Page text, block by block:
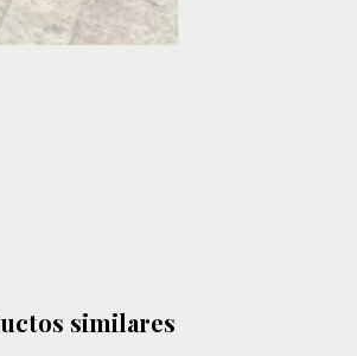
similares